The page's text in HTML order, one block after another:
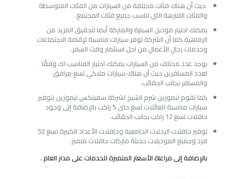
حيث أن هناك فئات مختلفة من السيارات من الفئات المتوسطة
والفئات الفارهة التي تناسب جميع فئات المجتمع.
يمكنك اختيار موديل السيارة والماركة أيضا لتحقيق المزيد من
الرفاهية كما أن الشركة توفر سيارات مناسبة لإقامة الاجتماعات
وخدمات رجال الأعمال من اجل استثمار وقت السفر.
يوجد عدد مختلف من السيارات يمكنك اختيار المناسب لك وفقًا
لعدد المسافرين حيث أن هناك سيارات ملاكي تسع مرافق
والمسافر بجانب الحقائب.
كما تقوم ليموزين شرم الشيخ لشركة سفينكس ليموزين بتوفير
سيارات مناسبة للعائلات تسع حتى 5 راكب بالإضافة إلى وجود
حافلات تسع 12 راكب بجانب الحقائب.
توفير حافلات الرحلات الجامعية وحافلات الأعداد الكبيرة تسع 52
فرد وجميع الموديلات حديثة ماركات حافلات متميز.
بالإضافة إلى مراعاة الأسعار المتميزة للخدمات على مدار العام .